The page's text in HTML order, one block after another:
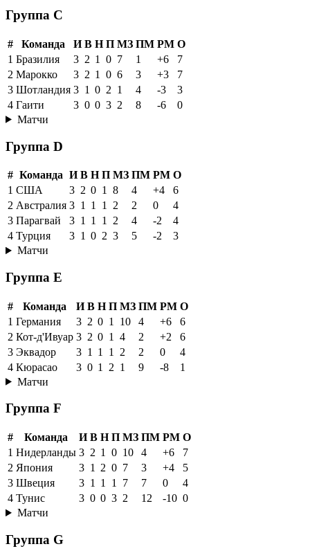
Группа C
# Команда И В Н П МЗ ПМ РМ О
1 Бразилия 3 2 1 0 7 1 +6
7
2 Марокко 3 2 1 0 6 3 +3
7
3 Шотландия 3 1 0 2 1 4 -3
3
4 Гаити 3 0 0 3 2 8 -6
0
Матчи
Группа D
# Команда И В Н П МЗ ПМ РМ О
1 США 3 2 0 1 8 4 +4
6
2 Австралия 3 1 1 1 2 2 0
4
3 Парагвай 3 1 1 1 2 4 -2
4
4 Турция 3 1 0 2 3 5 -2
3
Матчи
Группа E
# Команда И В Н П МЗ ПМ РМ О
1 Германия 3 2 0 1 10 4 +6
6
2 Кот-д'Ивуар 3 2 0 1 4 2 +2
6
3 Эквадор 3 1 1 1 2 2 0
4
4 Кюрасао 3 0 1 2 1 9 -8
1
Матчи
Группа F
# Команда И В Н П МЗ ПМ РМ О
1 Нидерланды 3 2 1 0 10 4 +6
7
2 Япония 3 1 2 0 7 3 +4
5
3 Швеция 3 1 1 1 7 7 0
4
4 Тунис 3 0 0 3 2 12 -10 0
Матчи
Группа G